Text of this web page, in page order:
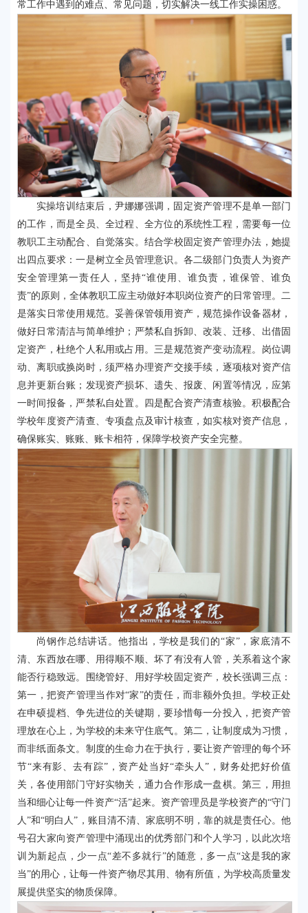
常工作中遇到的难点、常见问题，切实解决一线工作实操困惑。
实操培训结束后，尹娜娜强调，固定资产管理不是单一部门
的工作，而是全员、全过程、全方位的系统性工程，需要每一位
教职工主动配合、自觉落实。结合学校固定资产管理办法，她提
出四点要求：一是树立全员管理意识。各二级部门负责人为资产
安全管理第一责任人，坚持“谁使用、谁负责，谁保管、谁负
责”的原则，全体教职工应主动做好本职岗位资产的日常管理。二
是落实日常使用规范。妥善保管领用资产，规范操作设备器材，
做好日常清洁与简单维护；严禁私自拆卸、改装、迁移、出借固
定资产，杜绝个人私用或占用。三是规范资产变动流程。岗位调
动、离职或换岗时，须严格办理资产交接手续，逐项核对资产信
息并更新台账；发现资产损坏、遗失、报废、闲置等情况，应第
一时间报备，严禁私自处置。四是配合资产清查核验。积极配合
学校年度资产清查、专项盘点及审计核查，如实核对资产信息，
确保账实、账账、账卡相符，保障学校资产安全完整。
尚钢作总结讲话。他指出，学校是我们的“家”，家底清不
清、东西放在哪、用得顺不顺、坏了有没有人管，关系着这个家
能否行稳致远。围绕管好、用好学校固定资产，校长强调三点：
第一，把资产管理当作对“家”的责任，而非额外负担。学校正处
在申硕提档、争先进位的关键期，要珍惜每一分投入，把资产管
理放在心上，为学校的未来守住底气。第二，让制度成为习惯，
而非纸面条文。制度的生命力在于执行，要让资产管理的每个环
节“来有影、去有踪”，资产处当好“牵头人”，财务处把好价值
关，各使用部门守好实物关，通力合作形成一盘棋。第三，用担
当和细心让每一件资产“活”起来。资产管理员是学校资产的“守门
人”和“明白人”，账目清不清、家底明不明，靠的就是责任心。他
号召大家向资产管理中涌现出的优秀部门和个人学习，以此次培
训为新起点，少一点“差不多就行”的随意，多一点“这是我的家
当”的用心，让每一件资产物尽其用、物有所值，为学校高质量发
展提供坚实的物质保障。